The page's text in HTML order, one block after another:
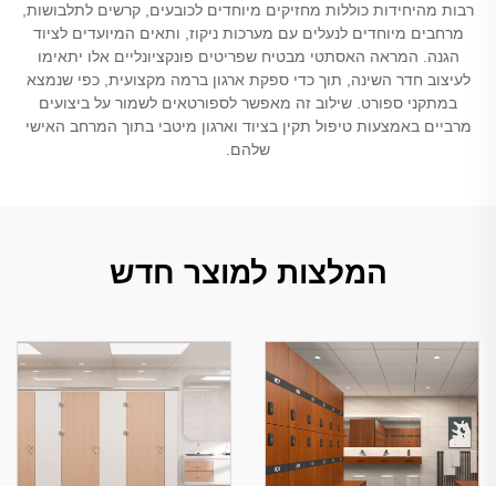
רבות מהיחידות כוללות מחזיקים מיוחדים לכובעים, קרשים לתלבושות,
מרחבים מיוחדים לנעלים עם מערכות ניקוז, ותאים המיועדים לציוד
הגנה. המראה האסתטי מבטיח שפריטים פונקציונליים אלו יתאימו
לעיצוב חדר השינה, תוך כדי ספקת ארגון ברמה מקצועית, כפי שנמצא
במתקני ספורט. שילוב זה מאפשר לספורטאים לשמור על ביצועים
מרביים באמצעות טיפול תקין בציוד וארגון מיטבי בתוך המרחב האישי
שלהם.
המלצות למוצר חדש